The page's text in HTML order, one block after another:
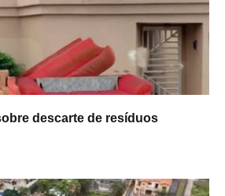
descarte de resíduos